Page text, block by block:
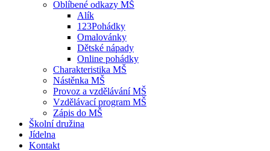
Oblíbené odkazy MŠ
Alík
123Pohádky
Omalovánky
Dětské nápady
Online pohádky
Charakteristika MŠ
Nástěnka MŠ
Provoz a vzdělávání MŠ
Vzdělávací program MŠ
Zápis do MŠ
Školní družina
Jídelna
Kontakt